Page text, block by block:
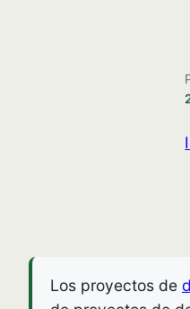
Los proyectos de